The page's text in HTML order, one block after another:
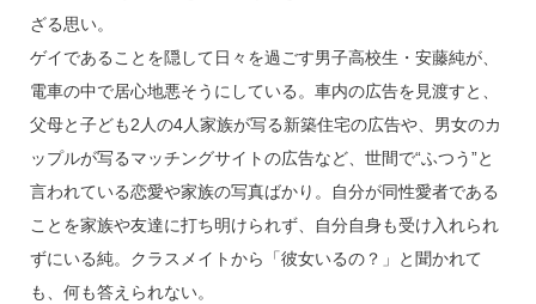
ざる思い。
ゲイであることを隠して日々を過ごす男子高校生・安藤純が、
電車の中で居心地悪そうにしている。車内の広告を見渡すと、
父母と子ども2人の4人家族が写る新築住宅の広告や、男女のカ
ップルが写るマッチングサイトの広告など、世間で“ふつう”と
言われている恋愛や家族の写真ばかり。自分が同性愛者である
ことを家族や友達に打ち明けられず、自分自身も受け入れられ
ずにいる純。クラスメイトから「彼女いるの？」と聞かれて
も、何も答えられない。